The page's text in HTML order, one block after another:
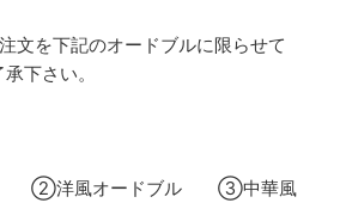
文を下記のオードブルに限らせて
下さい。
②洋風オードブル ③中華風